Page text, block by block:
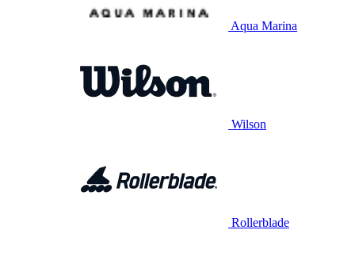
Aqua Marina
Wilson
Rollerblade